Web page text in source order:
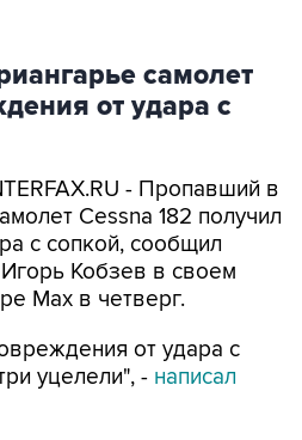
самолет
от удара с
- Пропавший в
Cessna 182 получил
с сопкой, сообщил
Кобзев в своем
Мах в четверг.
от удара с
уцелели", - написал